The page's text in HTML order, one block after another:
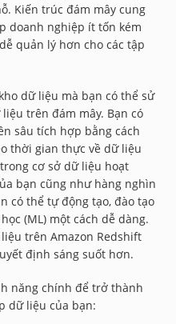
Kiến trúc đám mây cung
doanh nghiệp ít tốn kém
quản lý hơn cho các tập
dữ liệu mà bạn có thể sử
trên đám mây. Bạn có
sâu tích hợp bằng cách
thời gian thực về dữ liệu
cơ sở dữ liệu hoạt
bạn cũng như hàng nghìn
có thể tự động tạo, đào tạo
(ML) một cách dễ dàng.
trên Amazon Redshift
định sáng suốt hơn.
năng chính để trở thành
dữ liệu của bạn: